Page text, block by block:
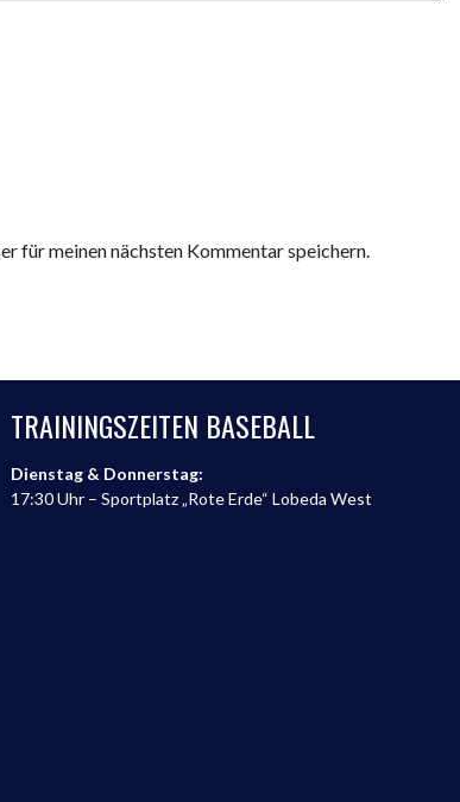
für meinen nächsten Kommentar speichern.
TRAININGSZEITEN BASEBALL
Dienstag & Donnerstag:
17:30 Uhr – Sportplatz „Rote Erde“ Lobeda West